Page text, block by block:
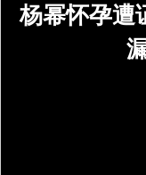
杨幂怀孕遭